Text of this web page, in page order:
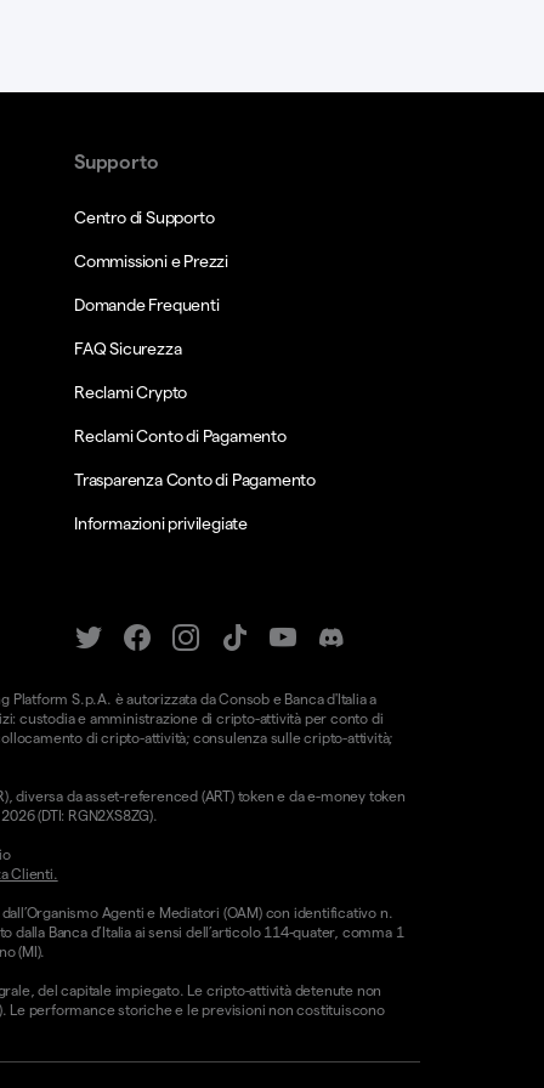
Supporto
Centro di Supporto
Commissioni e Prezzi
Domande Frequenti
FAQ Sicurezza
Reclami Crypto
Reclami Conto di Pagamento
Trasparenza Conto di Pagamento
Informazioni privilegiate
S.p.A. è autorizzata da Consob e Banca d'Italia a
custodia e amministrazione di cripto-attività per conto di
di cripto-attività; consulenza sulle cripto-attività;
diversa da asset-referenced (ART) token e da e-money token
(DTI: RGN2XS8ZG).
Clienti.
Agenti e Mediatori (OAM) con identificativo n.
Banca d’Italia ai sensi dell’articolo 114-quater, comma 1
(MI).
del capitale impiegato. Le cripto-attività detenute non
Le performance storiche e le previsioni non costituiscono